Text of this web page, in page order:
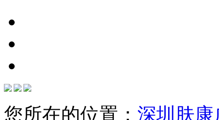
您所在的位置： 深圳肤